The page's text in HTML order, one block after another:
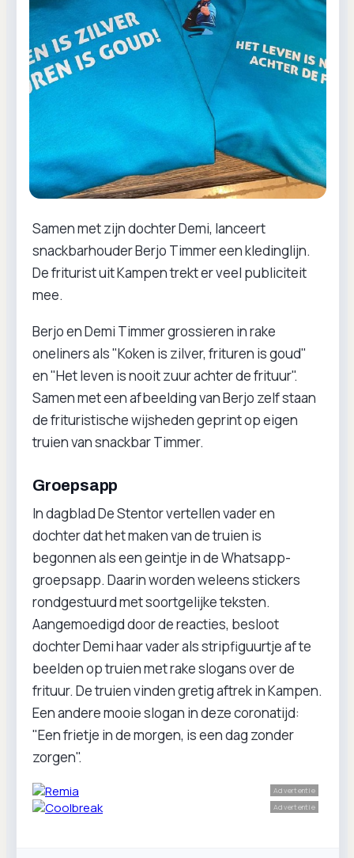
Samen met zijn dochter Demi, lanceert
snackbarhouder Berjo Timmer een kledinglijn.
De friturist uit Kampen trekt er veel publiciteit
mee.
Berjo en Demi Timmer grossieren in rake
oneliners als "Koken is zilver, frituren is goud"
en "Het leven is nooit zuur achter de frituur".
Samen met een afbeelding van Berjo zelf staan
de frituristische wijsheden geprint op eigen
truien van snackbar Timmer.
Groepsapp
In dagblad De Stentor vertellen vader en
dochter dat het maken van de truien is
begonnen als een geintje in de Whatsapp-
groepsapp. Daarin worden weleens stickers
rondgestuurd met soortgelijke teksten.
Aangemoedigd door de reacties, besloot
dochter Demi haar vader als stripfiguurtje af te
beelden op truien met rake slogans over de
frituur. De truien vinden gretig aftrek in Kampen.
Een andere mooie slogan in deze coronatijd:
"Een frietje in de morgen, is een dag zonder
zorgen".
Advertentie
Advertentie